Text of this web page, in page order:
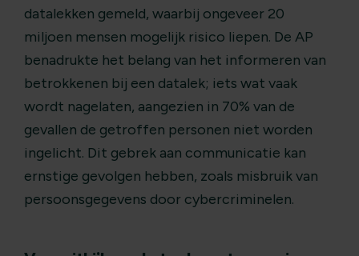
datalekken gemeld, waarbij ongeveer 20
miljoen mensen mogelijk risico liepen. De AP
benadrukte het belang van het informeren van
betrokkenen bij een datalek; iets wat vaak
wordt nagelaten, aangezien in 70% van de
gevallen de getroffen personen niet worden
ingelicht. Dit gebrek aan communicatie kan
ernstige gevolgen hebben, zoals misbruik van
persoonsgegevens door cybercriminelen.